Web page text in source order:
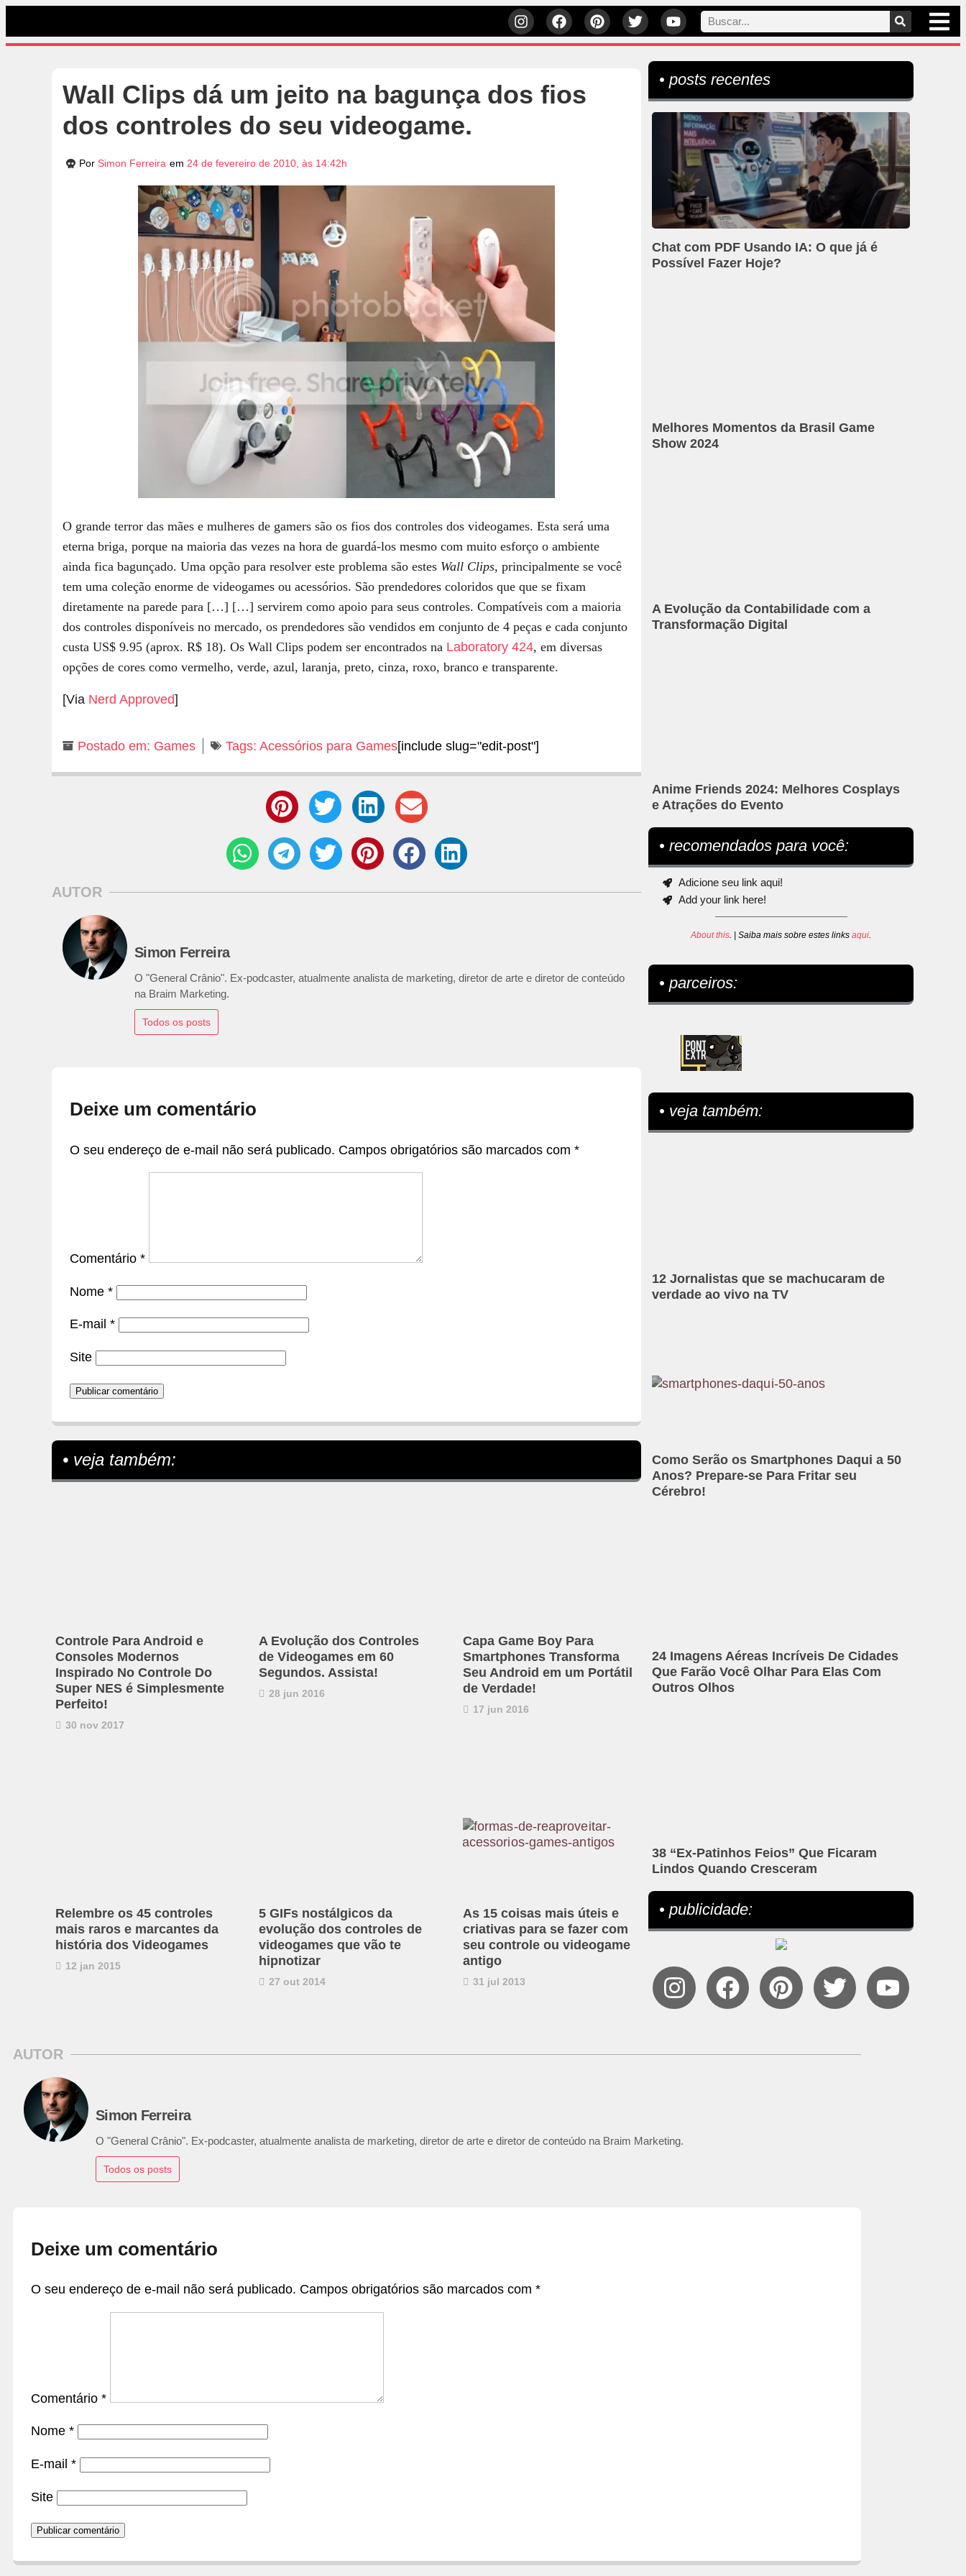
Wall Clips dá um jeito na bagunça dos fios
dos controles do seu videogame.
Por Simon Ferreira em 24 de fevereiro de 2010, às 14:42h
O grande terror das mães e mulheres de gamers são os fios dos controles dos videogames. Esta será uma
eterna briga, porque na maioria das vezes na hora de guardá-los mesmo com muito esforço o ambiente
ainda fica bagunçado. Uma opção para resolver este problema são estes Wall Clips, principalmente se você
tem uma coleção enorme de videogames ou acessórios. São prendedores coloridos que que se fixam
diretamente na parede para […] […] servirem como apoio para seus controles. Compatíveis com a maioria
dos controles disponíveis no mercado, os prendedores são vendidos em conjunto de 4 peças e cada conjunto
custa US$ 9.95 (aprox. R$ 18). Os Wall Clips podem ser encontrados na Laboratory 424, em diversas
opções de cores como vermelho, verde, azul, laranja, preto, cinza, roxo, branco e transparente.
[Via Nerd Approved]
Postado em: Games Tags: Acessórios para Games[include slug="edit-post"]
AUTOR
Simon Ferreira
O "General Crânio". Ex-podcaster, atualmente analista de marketing, diretor de arte e diretor de conteúdo
na Braim Marketing.
Todos os posts
Deixe um comentário
O seu endereço de e-mail não será publicado. Campos obrigatórios são marcados com *
Comentário *
Nome *
E-mail *
Site
• veja também:
Controle Para Android e
Consoles Modernos
Inspirado No Controle Do
Super NES é Simplesmente
Perfeito!
30 nov 2017
A Evolução dos Controles
de Videogames em 60
Segundos. Assista!
28 jun 2016
Capa Game Boy Para
Smartphones Transforma
Seu Android em um Portátil
de Verdade!
17 jun 2016
Relembre os 45 controles
mais raros e marcantes da
história dos Videogames
12 jan 2015
5 GIFs nostálgicos da
evolução dos controles de
videogames que vão te
hipnotizar
27 out 2014
As 15 coisas mais úteis e
criativas para se fazer com
seu controle ou videogame
antigo
31 jul 2013
• posts recentes
Chat com PDF Usando IA: O que já é
Possível Fazer Hoje?
Melhores Momentos da Brasil Game
Show 2024
A Evolução da Contabilidade com a
Transformação Digital
Anime Friends 2024: Melhores Cosplays
e Atrações do Evento
• recomendados para você:
Adicione seu link aqui!
Add your link here!
About this. | Saiba mais sobre estes linksaqui.
• parceiros:
• veja também:
12 Jornalistas que se machucaram de
verdade ao vivo na TV
Como Serão os Smartphones Daqui a 50
Anos? Prepare-se Para Fritar seu
Cérebro!
24 Imagens Aéreas Incríveis De Cidades
Que Farão Você Olhar Para Elas Com
Outros Olhos
38 “Ex-Patinhos Feios” Que Ficaram
Lindos Quando Cresceram
• publicidade:
AUTOR
Simon Ferreira
O "General Crânio". Ex-podcaster, atualmente analista de marketing, diretor de arte e diretor de conteúdo na Braim Marketing.
Todos os posts
Deixe um comentário
O seu endereço de e-mail não será publicado. Campos obrigatórios são marcados com *
Comentário *
Nome *
E-mail *
Site